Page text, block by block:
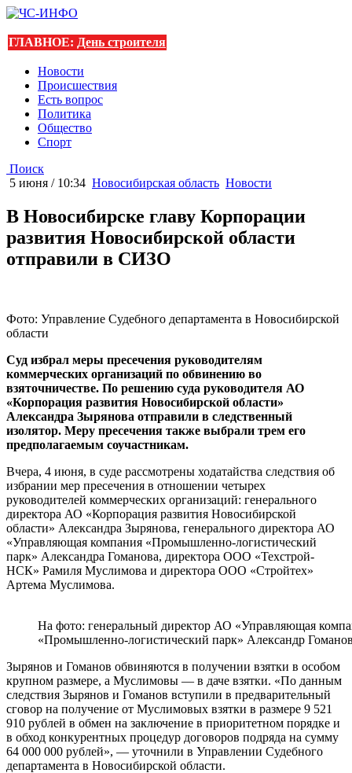
ГЛАВНОЕ: День строителя
Новости
Происшествия
Есть вопрос
Политика
Общество
Спорт
Поиск
5 июня / 10:34 Новосибирская область Новости
В Новосибирске главу Корпорации
развития Новосибирской области
отправили в СИЗО
Фото: Управление Судебного департамента в Новосибирской
области
Суд избрал меры пресечения руководителям
коммерческих организаций по обвинению во
взяточничестве. По решению суда руководителя АО
«Корпорация развития Новосибирской области»
Александра Зырянова отправили в следственный
изолятор. Меру пресечения также выбрали трем его
предполагаемым соучастникам.
Вчера, 4 июня, в суде рассмотрены ходатайства следствия об
избрании мер пресечения в отношении четырех
руководителей коммерческих организаций: генерального
директора АО «Корпорация развития Новосибирской
области» Александра Зырянова, генерального директора АО
«Управляющая компания «Промышленно-логистический
парк» Александра Гоманова, директора ООО «Техстрой-
НСК» Рамиля Муслимова и директора ООО «Стройтех»
Артема Муслимова.
На фото: генеральный директор АО «Управляющая
«Промышленно-логистический парк» Александр
Зырянов и Гоманов обвиняются в получении взятки в особом
крупном размере, а Муслимовы — в даче взятки. «По данным
следствия Зырянов и Гоманов вступили в предварительный
сговор на получение от Муслимовых взятки в размере 9 521
910 рублей в обмен на заключение в приоритетном порядке и
в обход конкурентных процедур договоров подряда на сумму
64 000 000 рублей», — уточнили в Управлении Судебного
департамента в Новосибирской области.